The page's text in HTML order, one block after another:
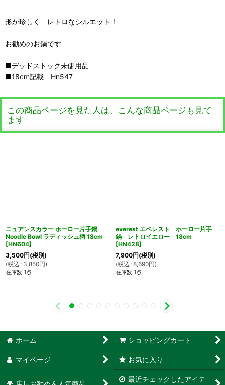
形が珍しく レトロなシルエット！
お勧めのお鍋です
■デッドストック未使用品
■18cm記載 Hn547
この商品ページを見た人は、こんな商品ページも見て
ます
ニュアンスカラー ホーロー片手鍋
Noodle Bowl ラディッシュ柄 18cm
[HN604]
3,500円(税別)
(税込 : 3,850円)
在庫数 1点
everest エベレスト ホーロー片手
鍋 レトロイエロー 18cm
[HN428]
7,900円(税別)
(税込 : 8,690円)
在庫数 1点
ホーム ショッピングカート
マイページ お気に入り
最近チェックしたアイテ